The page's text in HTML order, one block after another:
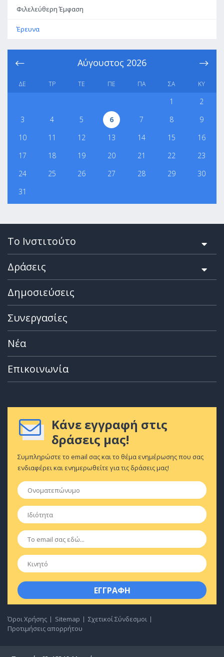
Φιλελεύθερη Έμφαση
Έρευνα
Αύγουστος 2026
ΔΕ ΤΡ ΤΕ ΠΕ ΠΑ ΣΑ ΚΥ
1
2
3
4 5 6 7 8
9
10
11 12 13 14 15
16
17
18 19 20 21 22
23
24
25 26 27 28 29
30
31
Το Ινστιτούτο
Δράσεις
Δημοσιεύσεις
Συνεργασίες
Νέα
Επικοινωνία
Κάνε εγγραφή στις
δράσεις μας!
Συμπληρώστε το email σας και το θέμα ενημέρωσης που σας
ενδιαφέρει και ενημερωθείτε για τις δράσεις μας!
Ονοματεπώνυμο
Ιδιότητα
Email
Κινητό
Όροι Χρήσης Sitemap
Σχετικοί Σύνδεσμοι
Προτιμήσεις απορρήτου